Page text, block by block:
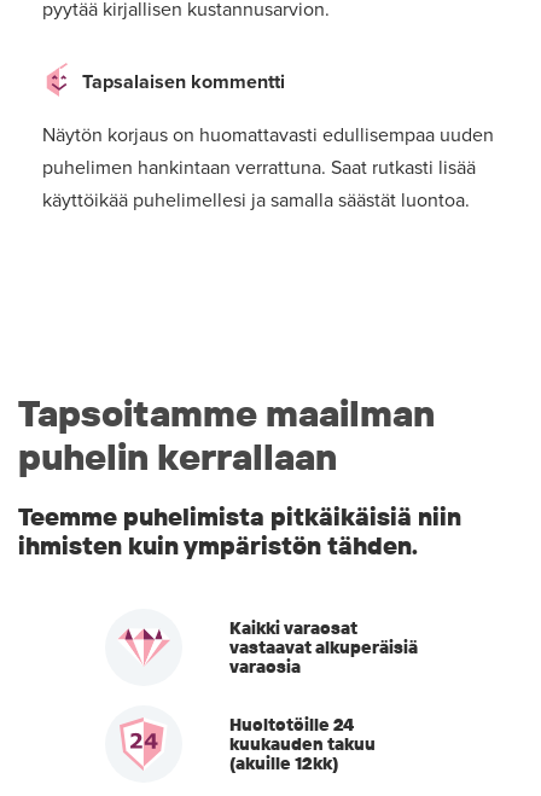
pyytää kirjallisen kustannusarvion.
Tapsalaisen kommentti
Näytön korjaus on huomattavasti edullisempaa uuden
puhelimen hankintaan verrattuna. Saat rutkasti lisää
käyttöikää puhelimellesi ja samalla säästät luontoa.
Tapsoitamme maailman
puhelin kerrallaan
Teemme puhelimista pitkäikäisiä niin
ihmisten kuin ympäristön tähden.
Kaikki varaosat
vastaavat alkuperäisiä
varaosia
Huoltotöille 24
kuukauden takuu
(akuille 12kk)